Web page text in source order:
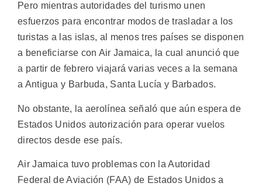
Pero mientras autoridades del turismo unen
esfuerzos para encontrar modos de trasladar a los
turistas a las islas, al menos tres países se disponen
a beneficiarse con Air Jamaica, la cual anunció que
a partir de febrero viajará varias veces a la semana
a Antigua y Barbuda, Santa Lucía y Barbados.
No obstante, la aerolínea señaló que aún espera de
Estados Unidos autorización para operar vuelos
directos desde ese país.
Air Jamaica tuvo problemas con la Autoridad
Federal de Aviación (FAA) de Estados Unidos a